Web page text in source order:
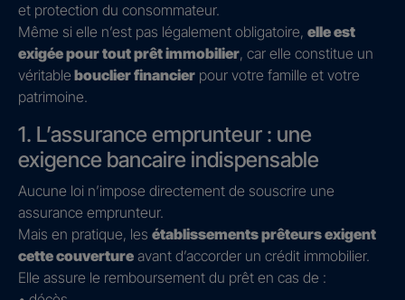
et protection du consommateur.
Même si elle n’est pas légalement obligatoire, elle est
exigée pour tout prêt immobilier, car elle constitue un
véritable bouclier financier pour votre famille et votre
patrimoine.
1. L’assurance emprunteur : une
exigence bancaire indispensable
Aucune loi n’impose directement de souscrire une
assurance emprunteur.
Mais en pratique, les établissements prêteurs exigent
cette couverture avant d’accorder un crédit immobilier.
Elle assure le remboursement du prêt en cas de :